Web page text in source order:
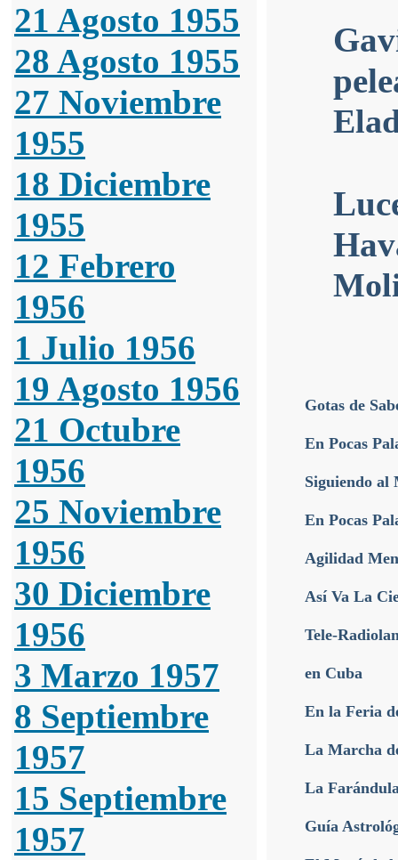
21 Agosto 1955
28 Agosto 1955
27 Noviembre
1955
18 Diciembre
1955
12 Febrero
1956
1 Julio 1956
19 Agosto 1956
21 Octubre
1956
25 Noviembre
1956
30 Diciembre
1956
3 Marzo 1957
8 Septiembre
1957
15 Septiembre
1957
Gotas de
En Pocas
Siguiendo al
En Pocas
Agilidad
Así Va La
Tele-
en Cuba
En la Feria
La Marcha
La
Guía